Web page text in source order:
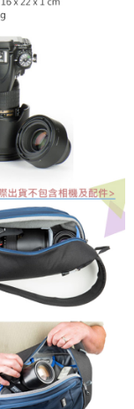
同意方可使用
本公司不負相關責
戶狀況，依本公司即
本公司將視審查結果
現惡意使用之情形，
採取法律行動。